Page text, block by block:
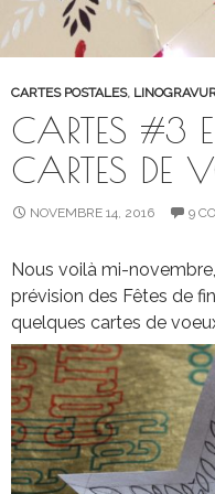
CARTES POSTALES,
CARTES #3
CARTES DE
NOVEMBRE 14, 2016 9
Nous voilà mi-
prévision des Fêtes de
quelques cartes de